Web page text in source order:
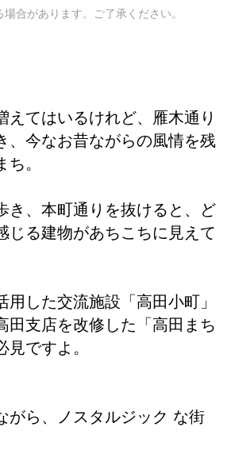
合があります。ご了承ください。
えてはいるけれど、雁木通り
、今なお昔ながらの風情を残
。
き、本町通りを抜けると、ど
じる建物があちこちに見えて
用した交流施設「高田小町」
田支店を改修した「高田まち
ですよ。
がら、ノスタルジック な街